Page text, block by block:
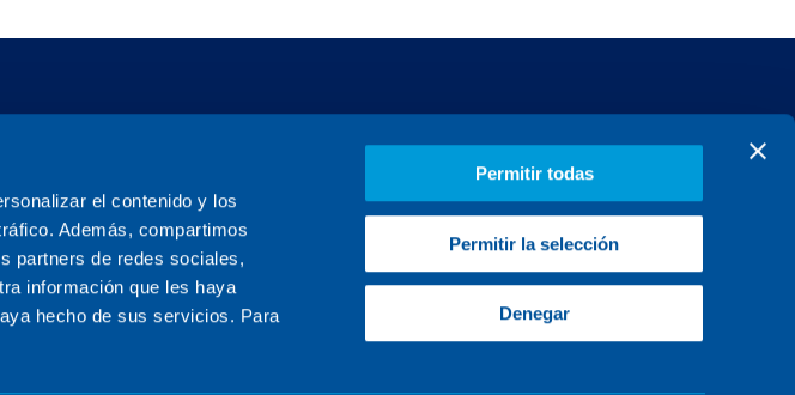
el contenido y los
Además, compartimos
partners de redes sociales,
información que les haya
hecho de sus servicios. Para
Permitir todas
Permitir la selección
Denegar
PROYECTOS
Conócenos
Actualidad
Contacto